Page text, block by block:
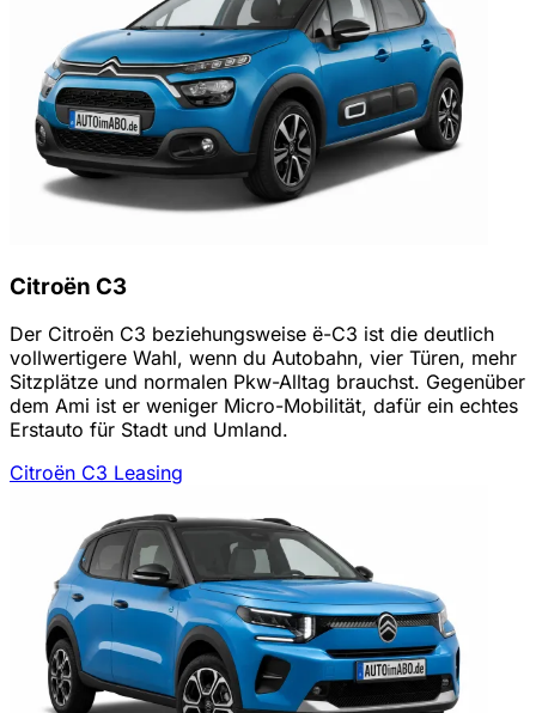
Citroën C3
Der Citroën C3 beziehungsweise ë-C3 ist die deutlich
vollwertigere Wahl, wenn du Autobahn, vier Türen, mehr
Sitzplätze und normalen Pkw-Alltag brauchst. Gegenüber
dem Ami ist er weniger Micro-Mobilität, dafür ein echtes
Erstauto für Stadt und Umland.
Citroën C3 Leasing